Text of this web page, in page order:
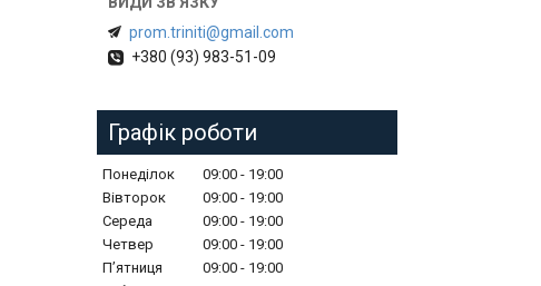
prom.triniti@gmail.com
+380 (93) 983-51-09
Графік роботи
Понеділок 09:00
19:00
Вівторок
09:00
19:00
Середа
09:00
19:00
Четвер
09:00
19:00
Пʼятниця
09:00
19:00